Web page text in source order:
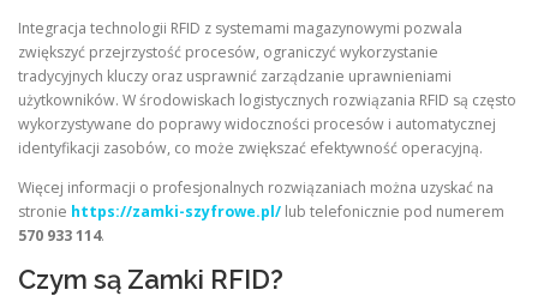
Integracja technologii RFID z systemami magazynowymi pozwala
zwiększyć przejrzystość procesów, ograniczyć wykorzystanie
tradycyjnych kluczy oraz usprawnić zarządzanie uprawnieniami
użytkowników. W środowiskach logistycznych rozwiązania RFID są często
wykorzystywane do poprawy widoczności procesów i automatycznej
identyfikacji zasobów, co może zwiększać efektywność operacyjną.
Więcej informacji o profesjonalnych rozwiązaniach można uzyskać na
stronie https://zamki-szyfrowe.pl/ lub telefonicznie pod numerem
570 933 114.
Czym są Zamki RFID?